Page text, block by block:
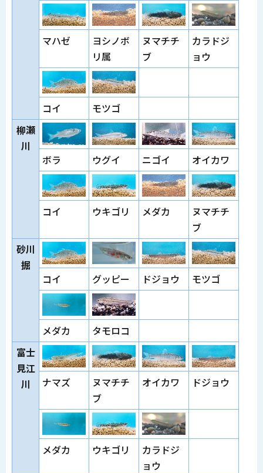
マハゼ
ヨシノボ
リ属
ヌマチチ
ブ
カラドジ
ョウ
コイ
モツゴ
柳瀬
川
ボラ
ウグイ ニゴイ オイカワ
コイ ウキゴリ メダカ
ヌマチチ
ブ
砂川
掘
コイ
グッピー ドジョウ モツゴ
メダカ
タモロコ
富士
見江
川
ナマズ
ヌマチチ
ブ
オイカワ ドジョウ
メダカ ウキゴリ
カラドジ
ョウ